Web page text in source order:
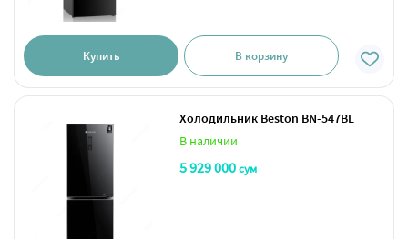
Купить В корзину
Холодильник Beston BN-547BL
В наличии
5 929 000сум